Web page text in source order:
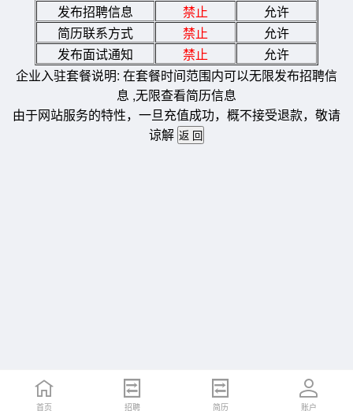
发布招聘信息
禁止
允许
简历联系方式
禁止
允许
发布面试通知
禁止
允许
企业入驻套餐说明: 在套餐时间范围内可以无限发布招聘信
息 ,无限查看简历信息
由于网站服务的特性，一旦充值成功，概不接受退款，敬请
谅解
首页 招聘 简历 账户